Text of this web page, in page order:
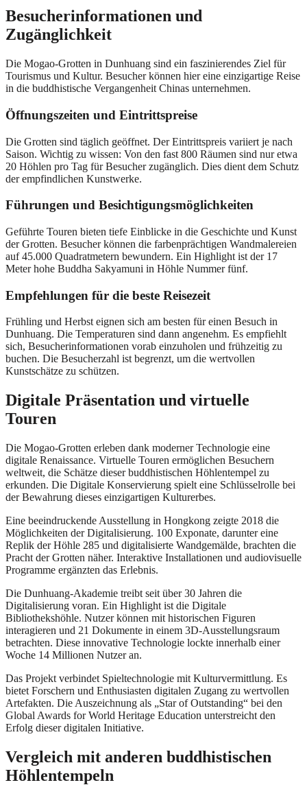
Besucherinformationen und
Zugänglichkeit
Die Mogao-Grotten in Dunhuang sind ein faszinierendes Ziel für
Tourismus und Kultur. Besucher können hier eine einzigartige Reise
in die buddhistische Vergangenheit Chinas unternehmen.
Öffnungszeiten und Eintrittspreise
Die Grotten sind täglich geöffnet. Der Eintrittspreis variiert je nach
Saison. Wichtig zu wissen: Von den fast 800 Räumen sind nur etwa
20 Höhlen pro Tag für Besucher zugänglich. Dies dient dem Schutz
der empfindlichen Kunstwerke.
Führungen und Besichtigungsmöglichkeiten
Geführte Touren bieten tiefe Einblicke in die Geschichte und Kunst
der Grotten. Besucher können die farbenprächtigen Wandmalereien
auf 45.000 Quadratmetern bewundern. Ein Highlight ist der 17
Meter hohe Buddha Sakyamuni in Höhle Nummer fünf.
Empfehlungen für die beste Reisezeit
Frühling und Herbst eignen sich am besten für einen Besuch in
Dunhuang. Die Temperaturen sind dann angenehm. Es empfiehlt
sich, Besucherinformationen vorab einzuholen und frühzeitig zu
buchen. Die Besucherzahl ist begrenzt, um die wertvollen
Kunstschätze zu schützen.
Digitale Präsentation und virtuelle
Touren
Die Mogao-Grotten erleben dank moderner Technologie eine
digitale Renaissance. Virtuelle Touren ermöglichen Besuchern
weltweit, die Schätze dieser buddhistischen Höhlentempel zu
erkunden. Die Digitale Konservierung spielt eine Schlüsselrolle bei
der Bewahrung dieses einzigartigen Kulturerbes.
Eine beeindruckende Ausstellung in Hongkong zeigte 2018 die
Möglichkeiten der Digitalisierung. 100 Exponate, darunter eine
Replik der Höhle 285 und digitalisierte Wandgemälde, brachten die
Pracht der Grotten näher. Interaktive Installationen und audiovisuelle
Programme ergänzten das Erlebnis.
Die Dunhuang-Akademie treibt seit über 30 Jahren die
Digitalisierung voran. Ein Highlight ist die Digitale
Bibliothekshöhle. Nutzer können mit historischen Figuren
interagieren und 21 Dokumente in einem 3D-Ausstellungsraum
betrachten. Diese innovative Technologie lockte innerhalb einer
Woche 14 Millionen Nutzer an.
Das Projekt verbindet Spieltechnologie mit Kulturvermittlung. Es
bietet Forschern und Enthusiasten digitalen Zugang zu wertvollen
Artefakten. Die Auszeichnung als „Star of Outstanding“ bei den
Global Awards for World Heritage Education unterstreicht den
Erfolg dieser digitalen Initiative.
Vergleich mit anderen buddhistischen
Höhlentempeln